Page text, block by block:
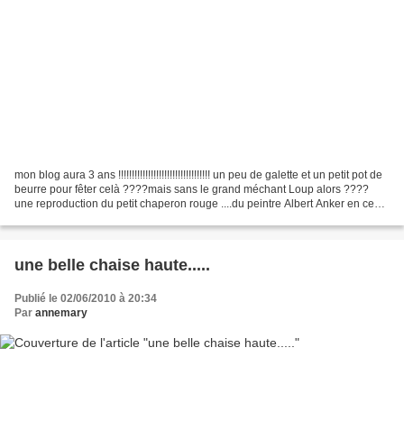
mon blog aura 3 ans !!!!!!!!!!!!!!!!!!!!!!!!!!!!!!!!!! un peu de galette et un petit pot de
beurre pour fêter celà ????mais sans le grand méchant Loup alors ????
une reproduction du petit chaperon rouge ....du peintre Albert Anker en ce
une belle chaise haute.....
Publié le 02/06/2010 à 20:34
Par annemary